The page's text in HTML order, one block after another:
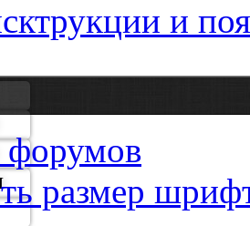
и
размер